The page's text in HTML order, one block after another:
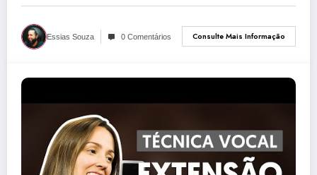
Essias Souza 0 Comentários Consulte Mais Informação